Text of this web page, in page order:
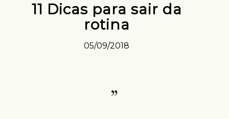
11 Dicas para sair da
rotina
05/09/2018